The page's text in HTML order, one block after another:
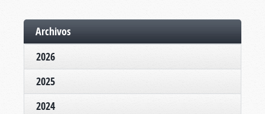
Archivos
2026
2025
2024